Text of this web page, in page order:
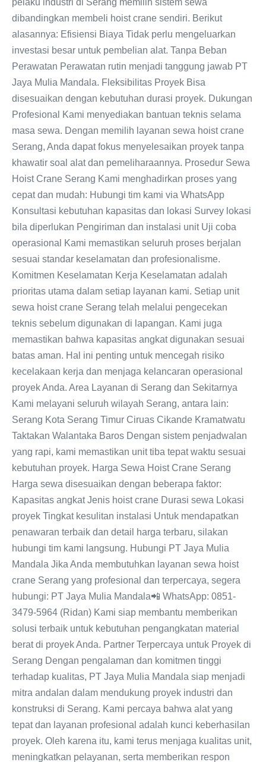
pelaku industri di Serang memilih sistem sewa
dibandingkan membeli hoist crane sendiri. Berikut
alasannya: Efisiensi Biaya Tidak perlu mengeluarkan
investasi besar untuk pembelian alat. Tanpa Beban
Perawatan Perawatan rutin menjadi tanggung jawab PT
Jaya Mulia Mandala. Fleksibilitas Proyek Bisa
disesuaikan dengan kebutuhan durasi proyek. Dukungan
Profesional Kami menyediakan bantuan teknis selama
masa sewa. Dengan memilih layanan sewa hoist crane
Serang, Anda dapat fokus menyelesaikan proyek tanpa
khawatir soal alat dan pemeliharaannya. Prosedur Sewa
Hoist Crane Serang Kami menghadirkan proses yang
cepat dan mudah: Hubungi tim kami via WhatsApp
Konsultasi kebutuhan kapasitas dan lokasi Survey lokasi
bila diperlukan Pengiriman dan instalasi unit Uji coba
operasional Kami memastikan seluruh proses berjalan
sesuai standar keselamatan dan profesionalisme.
Komitmen Keselamatan Kerja Keselamatan adalah
prioritas utama dalam setiap layanan kami. Setiap unit
sewa hoist crane Serang telah melalui pengecekan
teknis sebelum digunakan di lapangan. Kami juga
memastikan bahwa kapasitas angkat digunakan sesuai
batas aman. Hal ini penting untuk mencegah risiko
kecelakaan kerja dan menjaga kelancaran operasional
proyek Anda. Area Layanan di Serang dan Sekitarnya
Kami melayani seluruh wilayah Serang, antara lain:
Serang Kota Serang Timur Ciruas Cikande Kramatwatu
Taktakan Walantaka Baros Dengan sistem penjadwalan
yang rapi, kami memastikan unit tiba tepat waktu sesuai
kebutuhan proyek. Harga Sewa Hoist Crane Serang
Harga sewa disesuaikan dengan beberapa faktor:
Kapasitas angkat Jenis hoist crane Durasi sewa Lokasi
proyek Tingkat kesulitan instalasi Untuk mendapatkan
penawaran terbaik dan detail harga terbaru, silakan
hubungi tim kami langsung. Hubungi PT Jaya Mulia
Mandala Jika Anda membutuhkan layanan sewa hoist
crane Serang yang profesional dan terpercaya, segera
hubungi: PT Jaya Mulia Mandala📲 WhatsApp: 0851-
3479-5964 (Ridan) Kami siap membantu memberikan
solusi terbaik untuk kebutuhan pengangkatan material
berat di proyek Anda. Partner Terpercaya untuk Proyek di
Serang Dengan pengalaman dan komitmen tinggi
terhadap kualitas, PT Jaya Mulia Mandala siap menjadi
mitra andalan dalam mendukung proyek industri dan
konstruksi di Serang. Kami percaya bahwa alat yang
tepat dan layanan profesional adalah kunci keberhasilan
proyek. Oleh karena itu, kami terus menjaga kualitas unit,
meningkatkan pelayanan, serta memberikan respon